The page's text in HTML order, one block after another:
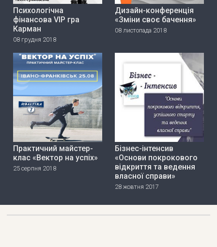
Психологічна
фінансова VIP гра
Карман
08 грудня 2018
Дизайн-конференція
«Зміни своє бачення»
08 листопада 2018
Практичний майстер-
клас «Вектор на успіх»
25 серпня 2018
Бізнес-інтенсив
«Основи покрокового
відкриття та ведення
власної справи»
28 жовтня 2017